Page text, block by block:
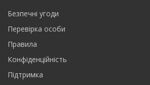
Безпечні угоди
Перевірка особи
Правила
Конфіденційність
Підтримка